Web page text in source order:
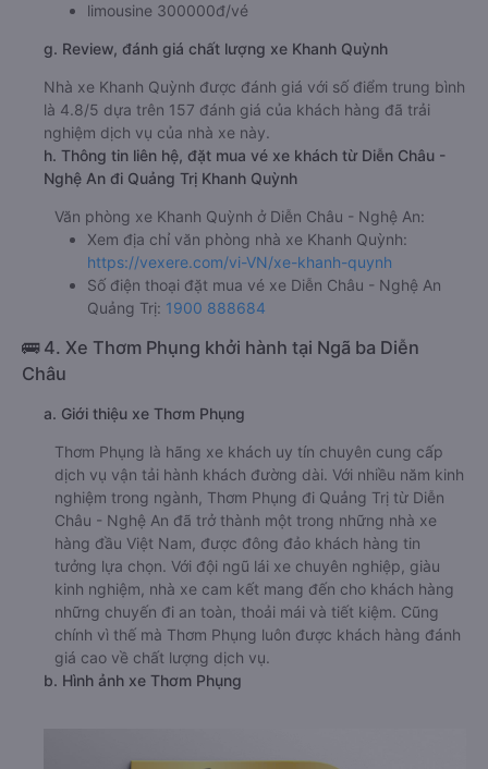
limousine 300000đ/vé
g. Review, đánh giá chất lượng xe Khanh Quỳnh
Nhà xe Khanh Quỳnh được đánh giá với số điểm trung bình
là 4.8/5 dựa trên 157 đánh giá của khách hàng đã trải
nghiệm dịch vụ của nhà xe này.
h. Thông tin liên hệ, đặt mua vé xe khách từ Diễn Châu -
Nghệ An đi Quảng Trị Khanh Quỳnh
Văn phòng xe Khanh Quỳnh ở Diễn Châu - Nghệ An:
Xem địa chỉ văn phòng nhà xe Khanh Quỳnh:
https://vexere.com/vi-VN/xe-khanh-quynh
Số điện thoại đặt mua vé xe Diễn Châu - Nghệ An
Quảng Trị: 1900 888684
🚌 4. Xe Thơm Phụng khởi hành tại Ngã ba Diễn
Châu
a. Giới thiệu xe Thơm Phụng
Thơm Phụng là hãng xe khách uy tín chuyên cung cấp
dịch vụ vận tải hành khách đường dài. Với nhiều năm kinh
nghiệm trong ngành, Thơm Phụng đi Quảng Trị từ Diễn
Châu - Nghệ An đã trở thành một trong những nhà xe
hàng đầu Việt Nam, được đông đảo khách hàng tin
tưởng lựa chọn. Với đội ngũ lái xe chuyên nghiệp, giàu
kinh nghiệm, nhà xe cam kết mang đến cho khách hàng
những chuyến đi an toàn, thoải mái và tiết kiệm. Cũng
chính vì thế mà Thơm Phụng luôn được khách hàng đánh
giá cao về chất lượng dịch vụ.
b. Hình ảnh xe Thơm Phụng